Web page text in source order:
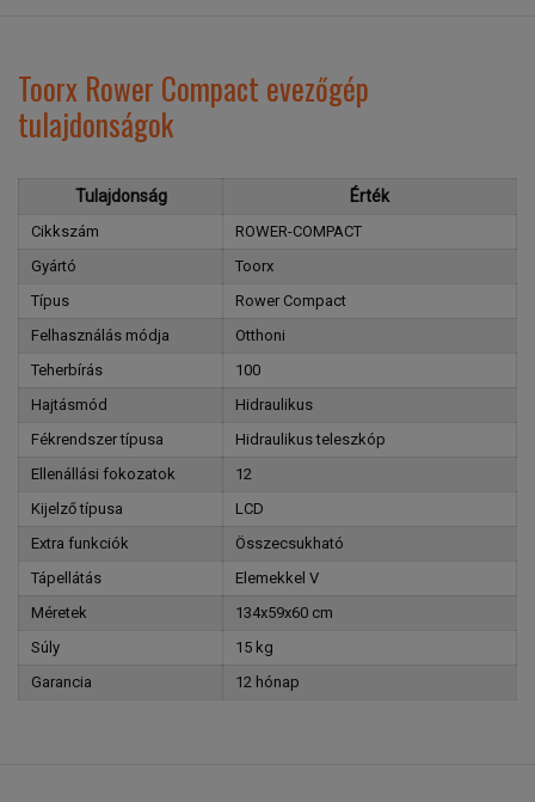
Toorx Rower Compact evezőgép
tulajdonságok
Tulajdonság Érték
Cikkszám
ROWER-COMPACT
Gyártó
Toorx
Típus
Rower Compact
Felhasználás módja
Otthoni
Teherbírás
100
Hajtásmód
Hidraulikus
Fékrendszer típusa
Hidraulikus teleszkóp
Ellenállási fokozatok
12
Kijelző típusa
LCD
Extra funkciók
Összecsukható
Tápellátás
Elemekkel V
Méretek
134x59x60 cm
Súly
15 kg
Garancia
12 hónap